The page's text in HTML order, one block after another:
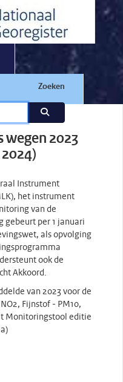
navigation
Zoeken
wegen 2023
Instrument
het instrument
van de
gebeurt per 1 januari
als opvolging
ook de
Akkoord.
van 2023 voor de
Fijnstof - PM10,
Monitoringstool editie